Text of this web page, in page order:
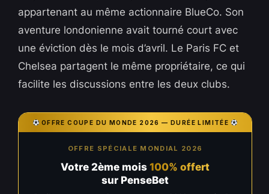
appartenant au même actionnaire BlueCo. Son
aventure londonienne avait tourné court avec
une éviction dès le mois d’avril. Le Paris FC et
Chelsea partagent le même propriétaire, ce qui
facilite les discussions entre les deux clubs.
OFFRE COUPE DU MONDE 2026 — DURÉE LIMITÉE
OFFRE SPÉCIALE MONDIAL 2026
Votre 2ème mois 100% offert
sur PenseBet